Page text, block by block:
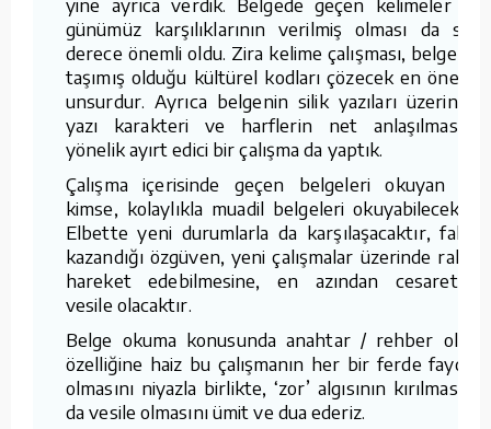
günümüz karşılıklarının verilmiş olması da son
derece önemli oldu. Zira kelime çalışması, belgenin
taşımış olduğu kültürel kodları çözecek en önemli
unsurdur. Ayrıca belgenin silik yazıları üzerinde,
yazı karakteri ve harflerin net anlaşılmasına
yönelik ayırt edici bir çalışma da yaptık.
Çalışma içerisinde geçen belgeleri okuyan bir
kimse, kolaylıkla muadil belgeleri okuyabilecektir.
Elbette yeni durumlarla da karşılaşacaktır, fakat
kazandığı özgüven, yeni çalışmalar üzerinde rahat
hareket edebilmesine, en azından cesaretine
vesile olacaktır.
Belge okuma konusunda anahtar / rehber olma
özelliğine haiz bu çalışmanın her bir ferde faydalı
olmasını niyazla birlikte, ‘zor’ algısının kırılmasına
da vesile olmasını ümit ve dua ederiz.